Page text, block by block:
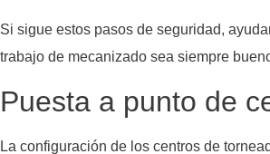
Si sigue estos pasos de seguridad,
trabajo de mecanizado sea siempre
Puesta a punto de
La configuración de los centros de